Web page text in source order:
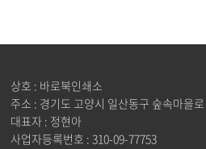
상호 : 바로북인쇄소
주소 : 경기도 고양시 일산동구 숲속마을
대표자 : 정현아
사업자등록번호 : 310-09-77753